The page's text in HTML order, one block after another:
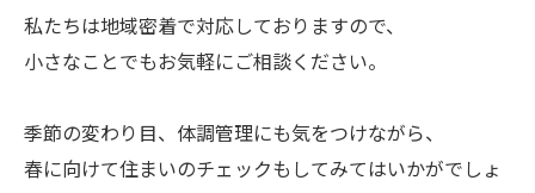
私たちは地域密着で対応しておりますので、
小さなことでもお気軽にご相談ください。
季節の変わり目、体調管理にも気をつけながら、
春に向けて住まいのチェックもしてみてはいかがでしょ